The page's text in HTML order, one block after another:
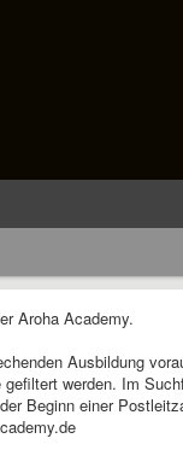
Aroha Academy.
Ausbildung
werden. Im
Beginn einer